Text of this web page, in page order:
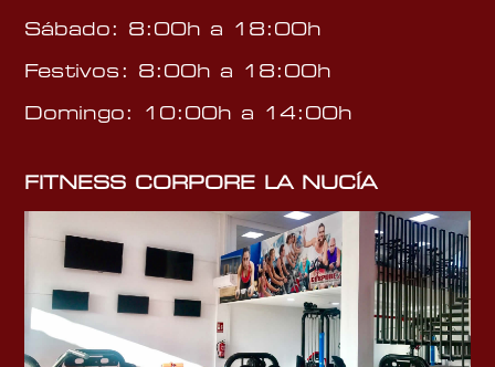
Sábado: 8:00h a 18:00h
Festivos: 8:00h a 18:00h
Domingo: 10:00h a 14:00h
FITNESS CORPORE LA NUCÍA